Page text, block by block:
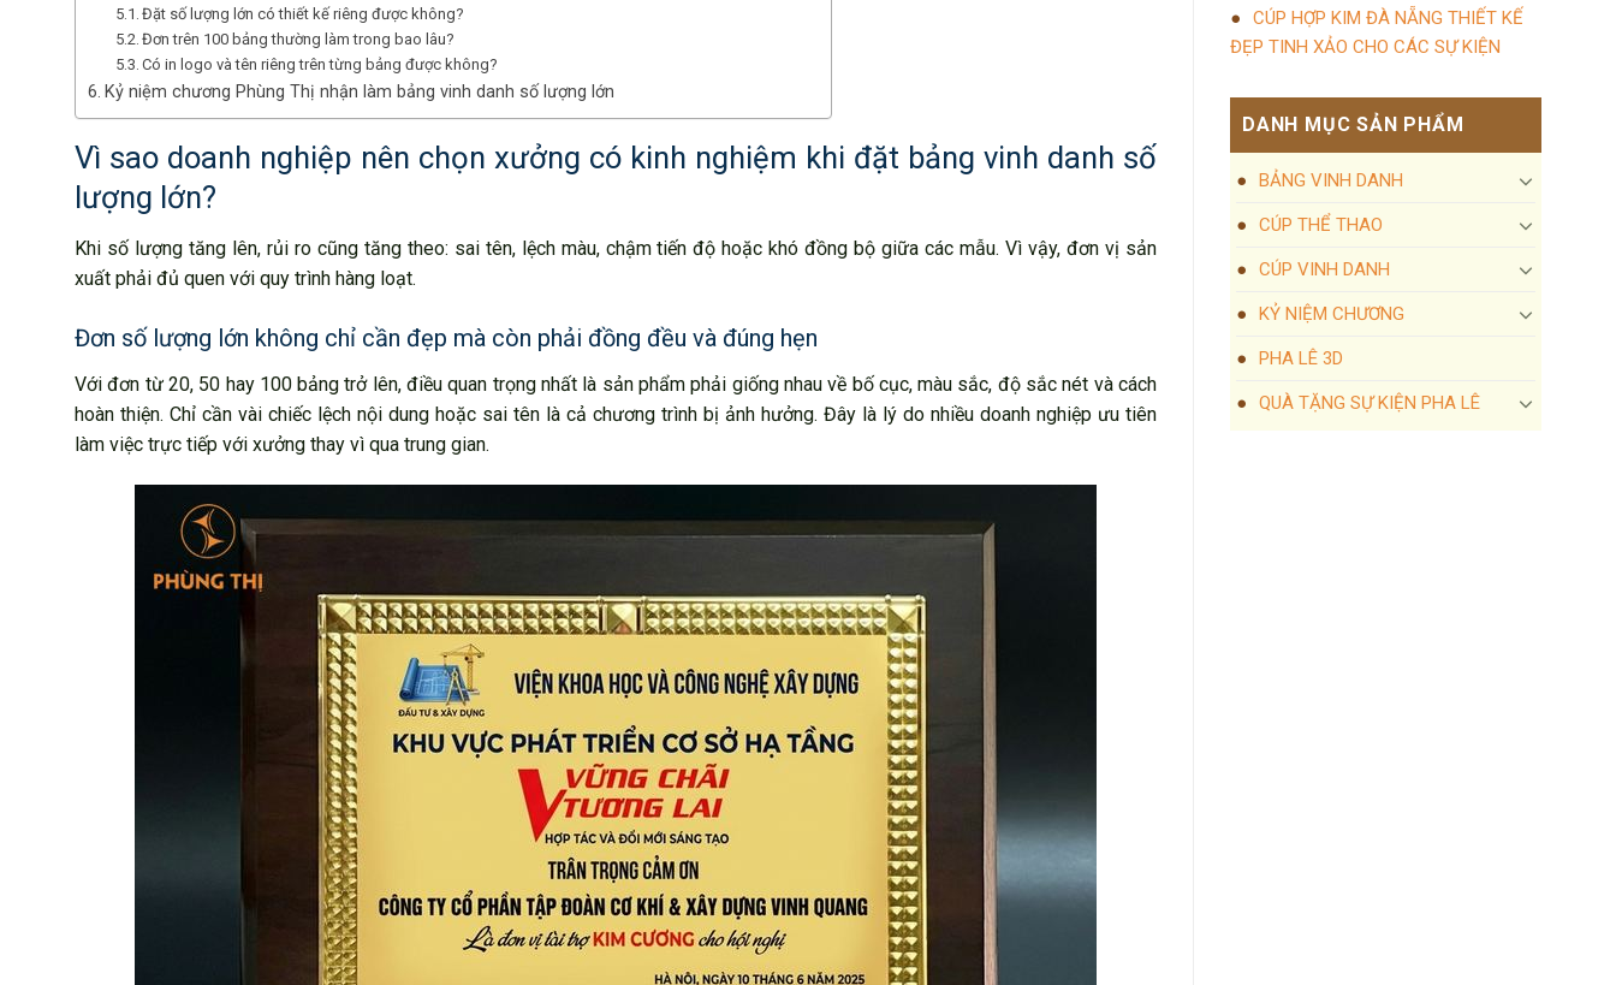
Đặt số lượng lớn có thiết kế riêng được không?
Đơn trên 100 bảng thường làm trong bao lâu?
Có in logo và tên riêng trên từng bảng được không?
Kỷ niệm chương Phùng Thị nhận làm bảng vinh danh số lượng lớn
Vì sao doanh nghiệp nên chọn xưởng có kinh nghiệm khi đặt bảng vinh danh số
lượng lớn?
Khi số lượng tăng lên, rủi ro cũng tăng theo: sai tên, lệch màu, chậm tiến độ hoặc khó đồng bộ giữa các mẫu. Vì vậy, đơn vị sản
xuất phải đủ quen với quy trình hàng loạt.
Đơn số lượng lớn không chỉ cần đẹp mà còn phải đồng đều và đúng hẹn
Với đơn từ 20, 50 hay 100 bảng trở lên, điều quan trọng nhất là sản phẩm phải giống nhau về bố cục, màu sắc, độ sắc nét và cách
hoàn thiện. Chỉ cần vài chiếc lệch nội dung hoặc sai tên là cả chương trình bị ảnh hưởng. Đây là lý do nhiều doanh nghiệp ưu tiên
làm việc trực tiếp với xưởng thay vì qua trung gian.
CÚP HỢP KIM ĐÀ NẴNG THIẾT KẾ
ĐẸP TINH XẢO CHO CÁC SỰ KIỆN
DANH MỤC SẢN PHẨM
BẢNG VINH DANH
CÚP THỂ THAO
CÚP VINH DANH
KỶ NIỆM CHƯƠNG
PHA LÊ 3D
QUÀ TẶNG SỰ KIỆN PHA LÊ